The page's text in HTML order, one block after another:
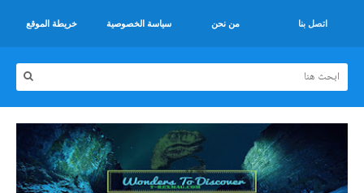
اتصل بنا من نحن سياسة الخصوصية خريطة الموقع